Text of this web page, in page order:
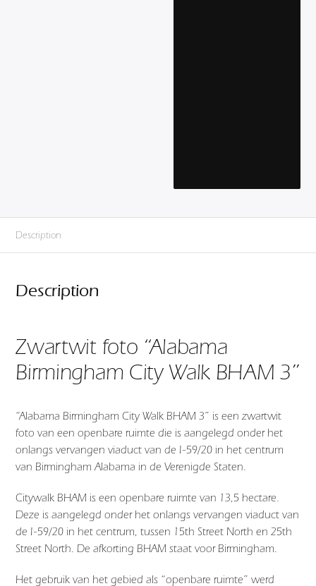
Description
Description
Zwartwit foto “Alabama
Birmingham City Walk BHAM 3”
“Alabama Birmingham City Walk BHAM 3” is een zwartwit
foto van een openbare ruimte die is aangelegd onder het
onlangs vervangen viaduct van de I-59/20 in het centrum
van Birmingham Alabama in de Verenigde Staten.
Citywalk BHAM is een openbare ruimte van 13,5 hectare.
Deze is aangelegd onder het onlangs vervangen viaduct van
de I-59/20 in het centrum, tussen 15th Street North en 25th
Street North. De afkorting BHAM staat voor Birmingham.
Het gebruik van het gebied als “openbare ruimte” werd